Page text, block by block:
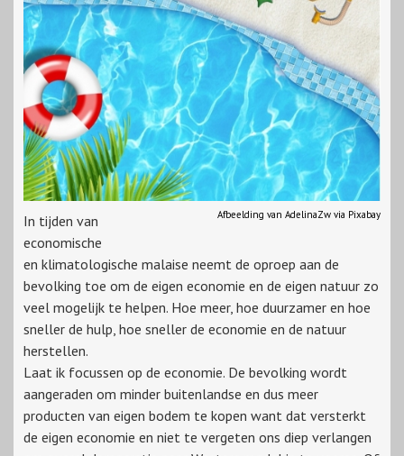
Afbeelding van AdelinaZw via Pixabay
In tijden van
economische
en klimatologische malaise neemt de oproep aan de
bevolking toe om de eigen economie en de eigen natuur zo
veel mogelijk te helpen. Hoe meer, hoe duurzamer en hoe
sneller de hulp, hoe sneller de economie en de natuur
herstellen.
Laat ik focussen op de economie. De bevolking wordt
aangeraden om minder buitenlandse en dus meer
producten van eigen bodem te kopen want dat versterkt
de eigen economie en niet te vergeten ons diep verlangen